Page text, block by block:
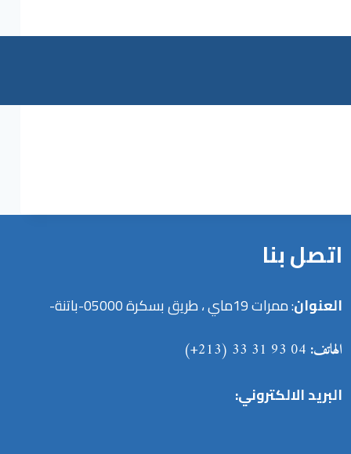
اتصل بنا
العنوان: ممرات 19ماي ، طريق بسكرة 05000-باتنة-
الهاتف:
البريد الالكتروني: